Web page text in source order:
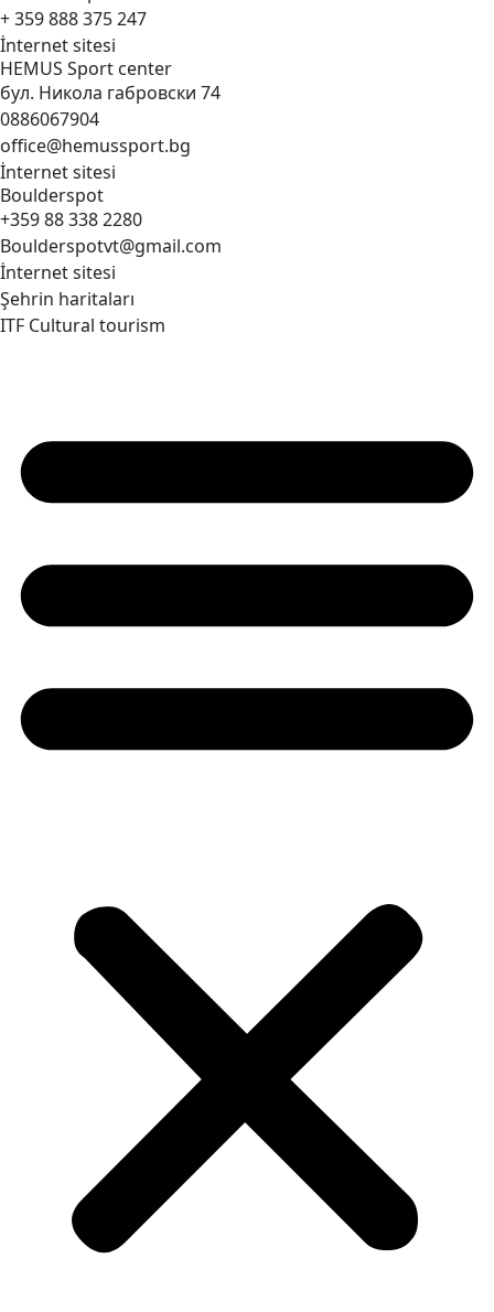
+ 359 888 375 247
İnternet sitesi
HEMUS Sport center
бул. Никола габровски 74
0886067904
office@hemussport.bg
İnternet sitesi
Boulderspot
+359 88 338 2280
Boulderspotvt@gmail.com
İnternet sitesi
Şehrin haritaları
ITF Cultural tourism